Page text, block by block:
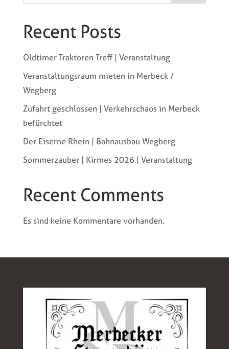
Recent Posts
Oldtimer Traktoren Treff | Veranstaltung
Veranstaltungsraum mieten in Merbeck /
Wegberg
Zufahrt geschlossen | Verkehrschaos in Merbeck
befürchtet
Der Eiserne Rhein | Bahnausbau Wegberg
Sommerzauber | Kirmes 2026 | Veranstaltung
Recent Comments
Es sind keine Kommentare vorhanden.